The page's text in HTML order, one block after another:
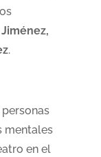
.
mentales
en el